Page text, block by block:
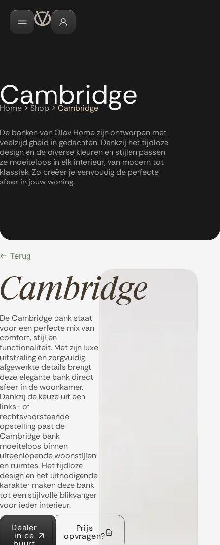
Cambridge
Home > Shop > Cambridge
De banken van Olav Home zijn ontworpen met
veelzijdigheid in gedachten. Dankzij het tijdloze
design en de diverse kleuren en stijlen passen
ze moeiteloos in elk interieur, van modern tot
klassiek. Zo creëer je eenvoudig de perfecte
sfeer in jouw woning.
← Terug
Cambridge
De Cambridge bank staat
voor een perfecte mix van
comfort, stijl en
functionaliteit. Met zijn luxe
uitstraling en zorgvuldig
afgewerkte details brengt
deze elegante bank direct
sfeer in de woonkamer.
Dankzij de keuze uit een
links- of
rechtsvoorstaande
opstelling past de
Cambridge bank
moeiteloos binnen
uiteenlopende woonstijlen
en ruimtes. Het tijdloze
design en het uitnodigende
karakter maken deze bank
tot een stijlvolle blikvanger
voor ieder interieur.
Dealer
in de
Prijs
opvragen?